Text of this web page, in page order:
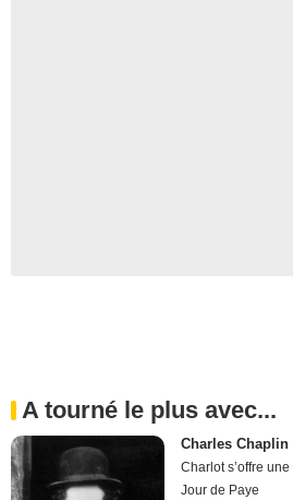
A tourné le plus avec...
Charles Chaplin
Charlot s’offre
Jour de Paye